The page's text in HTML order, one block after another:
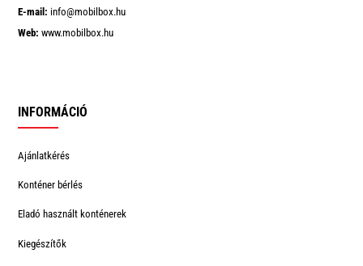
E-mail: info@mobilbox.hu
Web: www.mobilbox.hu
INFORMÁCIÓ
Ajánlatkérés
Konténer bérlés
Eladó használt konténerek
Kiegészítők